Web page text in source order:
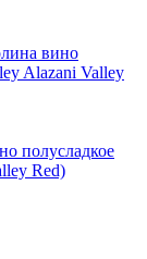
полусладкое
Red)